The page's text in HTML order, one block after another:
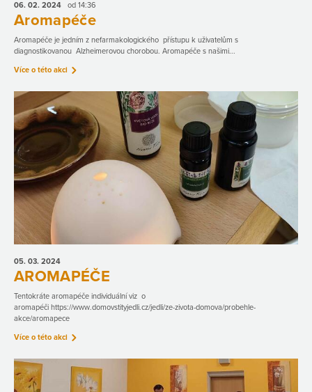
06. 02. 2024 od 14:36
Aromapéče
Aromapéče je jedním z nefarmakologického přístupu k uživatelům s
diagnostikovanou Alzheimerovou chorobou. Aromapéče s našimi...
Více o této akci
05. 03. 2024
AROMAPÉČE
Tentokráte aromapéče individuální viz o
aromapéči https://www.domovstityjedli.cz/jedli/ze-zivota-domova/probehle-
akce/aromapece
Více o této akci